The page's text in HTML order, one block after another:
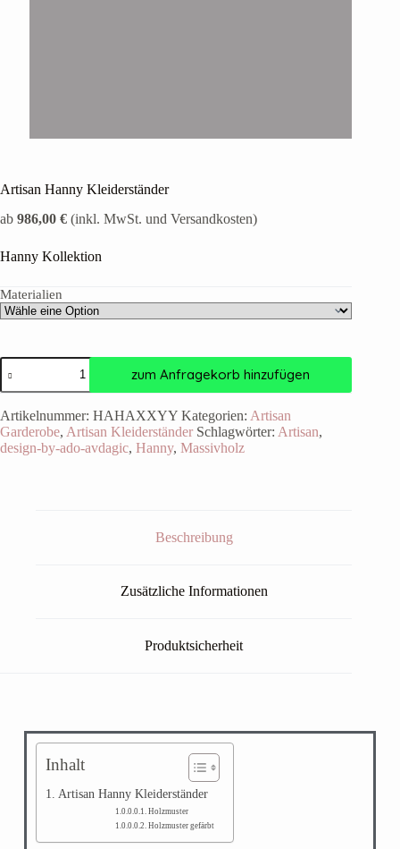
Artisan Hanny Kleiderständer
ab 986,00 € (inkl. MwSt. und Versandkosten)
Hanny Kollektion
Materialien
zum Anfragekorb hinzufügen
Artikelnummer: HAHAXXYY Kategorien: Artisan
Garderobe, Artisan Kleiderständer Schlagwörter: Artisan,
design-by-ado-avdagic, Hanny, Massivholz
Beschreibung
Zusätzliche Informationen
Produktsicherheit
Inhalt
Artisan Hanny Kleiderständer
Holzmuster
Holzmuster gefärbt